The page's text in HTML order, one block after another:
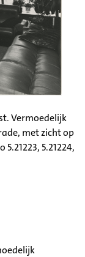
Vermoedelijk
met zicht op
5.21224,